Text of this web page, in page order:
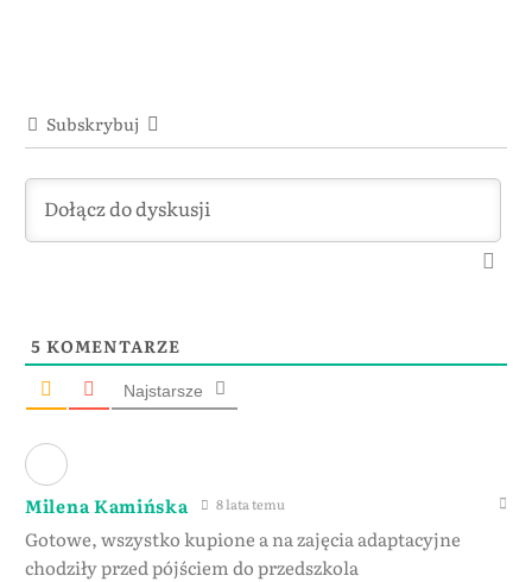
Subskrybuj
5 KOMENTARZE
Najstarsze
Milena Kamińska 8 lata temu
Gotowe, wszystko kupione a na zajęcia adaptacyjne
chodziły przed pójściem do przedszkola